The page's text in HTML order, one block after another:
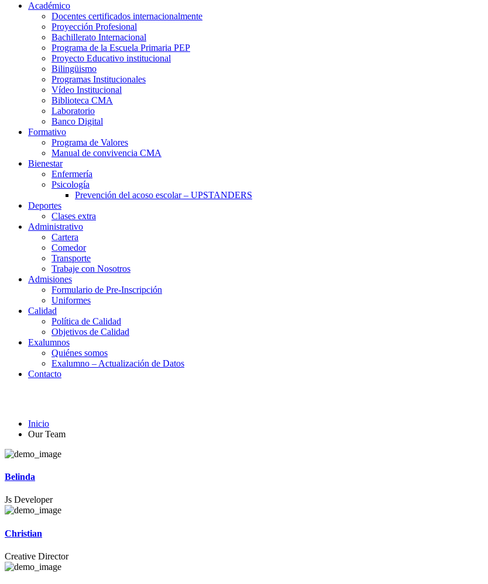
Académico
Docentes certificados internacionalmente
Proyección Profesional
Bachillerato Internacional
Programa de la Escuela Primaria PEP
Proyecto Educativo institucional
Bilingüismo
Programas Institucionales
Vídeo Institucional
Biblioteca CMA
Laboratorio
Banco Digital
Formativo
Programa de Valores
Manual de convivencia CMA
Bienestar
Enfermería
Psicología
Prevención del acoso escolar – UPSTANDERS
Deportes
Clases extra
Administrativo
Cartera
Comedor
Transporte
Trabaje con Nosotros
Admisiones
Formulario de Pre-Inscripción
Uniformes
Calidad
Política de Calidad
Objetivos de Calidad
Exalumnos
Quiénes somos
Exalumno – Actualización de Datos
Contacto
Inicio
Our Team
Belinda
Js Developer
Christian
Creative Director